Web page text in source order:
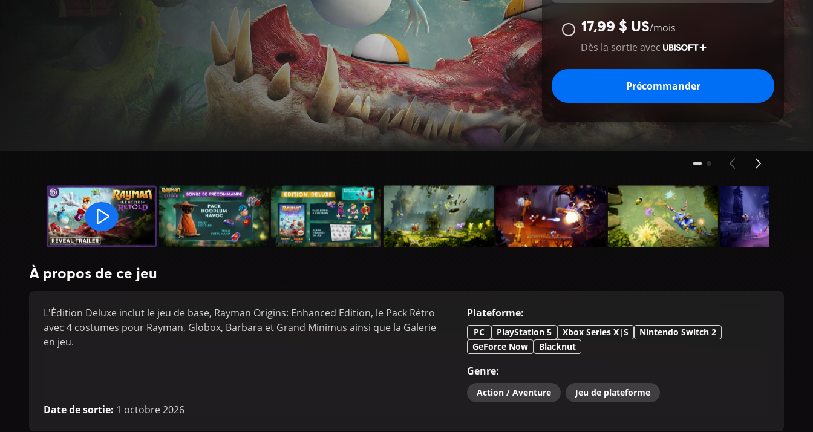
17,99 $ US/mois
Dès la sortie avec
Précommander
À propos de ce jeu
L'Édition Deluxe inclut le jeu de base, Rayman Origins: Enhanced Edition, le Pack Rétro
avec 4 costumes pour Rayman, Globox, Barbara et Grand Minimus ainsi que la Galerie
en jeu.
Date de sortie: 1 octobre 2026
Plateforme:
PC PlayStation 5 Xbox Series X|S
Nintendo Switch 2
GeForce Now
Blacknut
Genre:
Action / Aventure Jeu de plateforme